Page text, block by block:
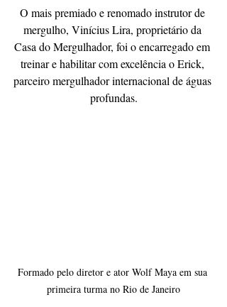
O mais premiado e renomado instrutor de
mergulho, Vinícius Lira, proprietário da
Casa do Mergulhador, foi o encarregado em
treinar e habilitar com excelência o Erick,
parceiro mergulhador internacional de águas
profundas.
Formado pelo diretor e ator Wolf Maya em sua
primeira turma no Rio de Janeiro